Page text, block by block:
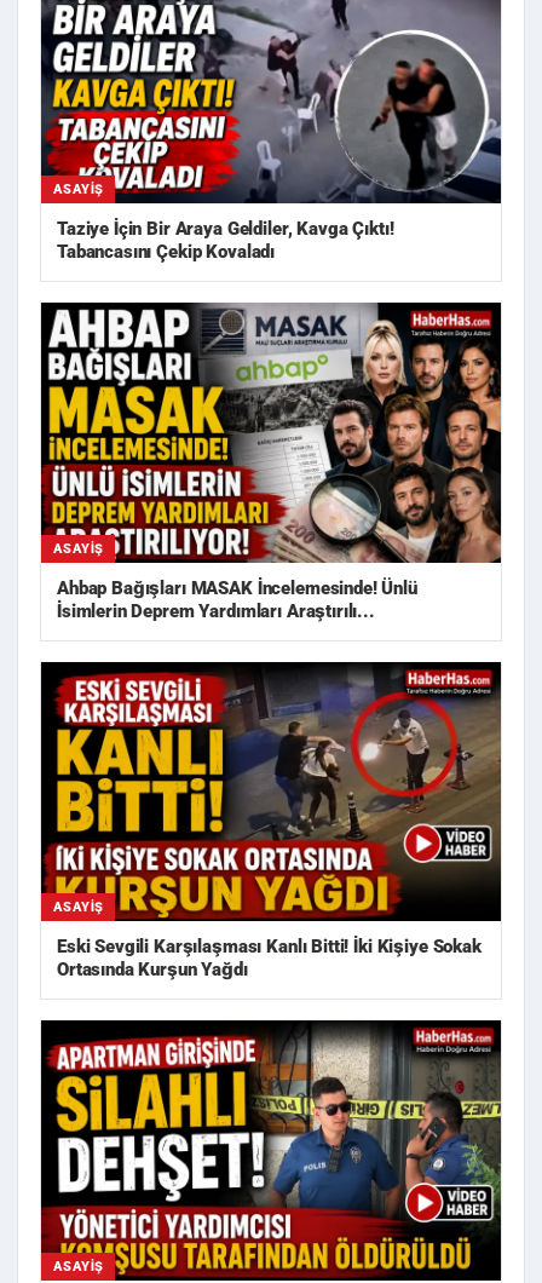
ASAYIŞ
Taziye İçin Bir Araya Geldiler, Kavga Çıktı!
Tabancasını Çekip Kovaladı
ASAYIŞ
Ahbap Bağışları MASAK İncelemesinde! Ünlü
İsimlerin Deprem Yardımları Araştırılı...
ASAYIŞ
Eski Sevgili Karşılaşması Kanlı Bitti! İki Kişiye Sokak
Ortasında Kurşun Yağdı
ASAYIŞ